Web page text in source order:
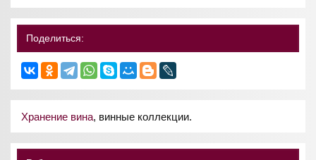
Поделиться:
Хранение вина, винные коллекции.